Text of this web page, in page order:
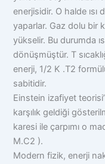
enerjisidir. O halde ısı
yaparlar. Gaz dolu bir
yükselir. Bu durumda
dönüşmüştür. T
enerji, 1/2 K .T2
sabitidir.
Einstein izafiyet
karşılık geldiği
karesi ile çarpımı o
M.C2 ).
Modern fizik, enerji